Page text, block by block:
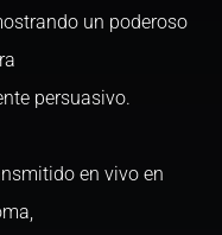
un poderoso
persuasivo.
en vivo en